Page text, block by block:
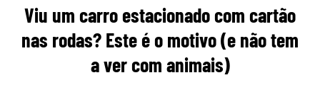
Viu um carro estacionado com cartão
nas rodas? Este é o motivo (e não tem
a ver com animais)